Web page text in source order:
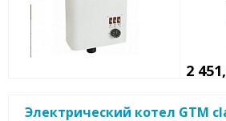
2
Электрический котел GTM